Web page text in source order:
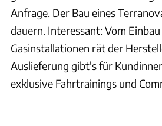
Anfrage. Der Bau eines
dauern. Interessant: Vom
Gasinstallationen rät der
Auslieferung gibt's für
exklusive Fahrtrainings und